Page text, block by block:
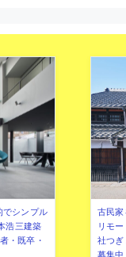
でシンプル
浩三建築
・既卒・
古民
リモ
社つ
募集中